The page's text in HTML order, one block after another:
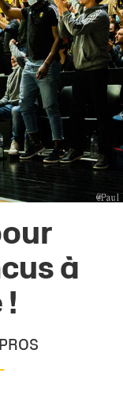
à
!
PROS